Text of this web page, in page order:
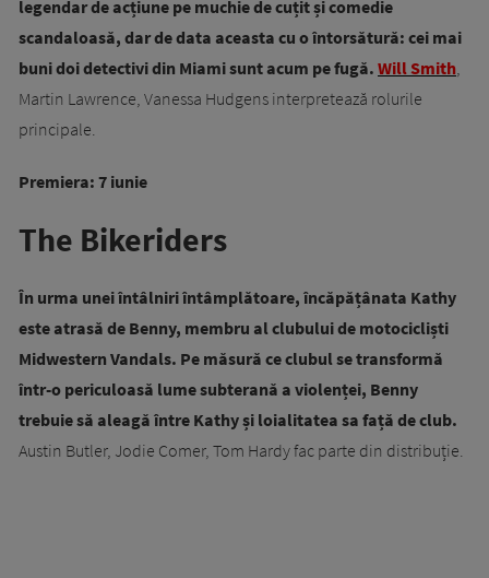
legendar de acțiune pe muchie de cuțit și comedie
scandaloasă, dar de data aceasta cu o întorsătură: cei mai
buni doi detectivi din Miami sunt acum pe fugă. Will Smith
Martin Lawrence, Vanessa Hudgens interpretează rolurile
principale.
Premiera: 7 iunie
The Bikeriders
În urma unei întâlniri întâmplătoare, încăpățânata Kathy
este atrasă de Benny, membru al clubului de motocicliști
Midwestern Vandals. Pe măsură ce clubul se transformă
într-o periculoasă lume subterană a violenței, Benny
trebuie să aleagă între Kathy și loialitatea sa față de club.
Austin Butler, Jodie Comer, Tom Hardy fac parte din distribuție.